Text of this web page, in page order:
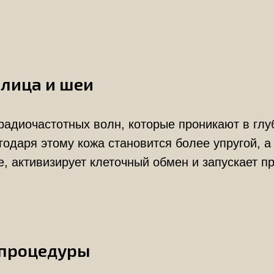
и шеи
волн, которые проникают в
этому кожа становится более
клеточный обмен и запускает